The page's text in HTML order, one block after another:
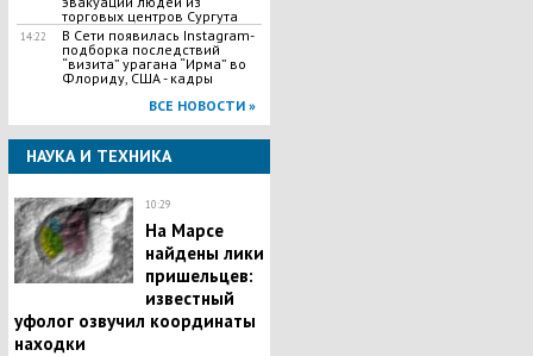
торговых центров Сургута
14:22
В Сети появилась Іnstagram-
подборка последствий
“визита” урагана “Ирма” во
Флориду, США - кадры
ВСЕ НОВОСТИ »
НАУКА И ТЕХНИКА
10:29
На Марсе
найдены лики
пришельцев:
известный
уфолог озвучил координаты
находки